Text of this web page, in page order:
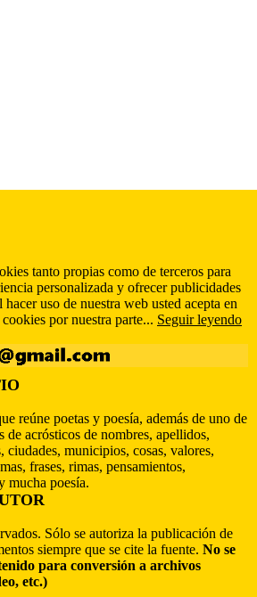
tanto propias como de terceros para
personalizada y ofrecer publicidades
uso de nuestra web usted acepta en
por nuestra parte... Seguir leyendo
reúne poetas y poesía, además de uno de
de acrósticos de nombres, apellidos,
ciudades, municipios, cosas, valores,
frases, rimas, pensamientos,
mucha poesía.
Sólo se autoriza la publicación de
siempre que se cite la fuente. No se
para conversión a archivos
etc.)